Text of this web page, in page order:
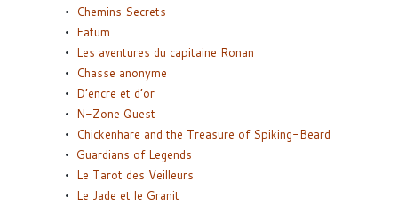
Chemins Secrets
Fatum
Les aventures du capitaine Ronan
Chasse anonyme
D’encre et d’or
N-Zone Quest
Chickenhare and the Treasure of Spiking-Beard
Guardians of Legends
Le Tarot des Veilleurs
Le Jade et le Granit